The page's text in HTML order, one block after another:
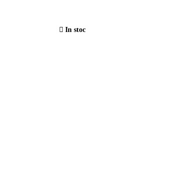
In stoc